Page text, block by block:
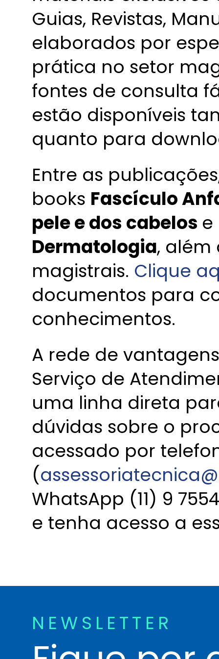
Guias, Revistas,
elaborados por
prática no setor
fontes de consulta
estão disponíveis
quanto para
Entre as
books Fascículo
pele e dos cabelos e
Dermatologia, além
magistrais. Clique
documentos para
conhecimentos.
A rede de
Serviço de
uma linha direta
dúvidas sobre o
acessado por
(
WhatsApp (11) 9
e tenha acesso a
NEWSLETTER